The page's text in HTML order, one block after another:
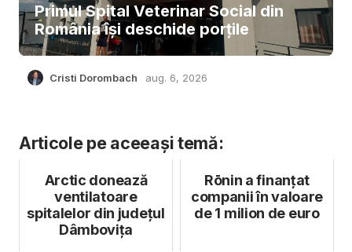
Primul Spital Veterinar Social din
România își deschide porțile
Cristi Dorombach aug. 6, 2026
Articole pe aceeași temă:
Arctic donează
ventilatoare
spitalelor din județul
Dâmbovița
Rōnin a finanțat
companii în valoare
de 1 milion de euro